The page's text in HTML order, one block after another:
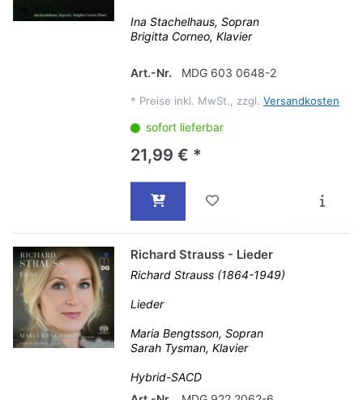
Ina Stachelhaus, Sopran
Brigitta Corneo, Klavier
Art.-Nr. MDG 603 0648-2
* Preise inkl. MwSt., zzgl. Versandkosten
sofort lieferbar
21,99 € *
Richard Strauss - Lieder
Richard Strauss (1864-1949)
Lieder
Maria Bengtsson, Sopran
Sarah Tysman, Klavier
Hybrid-SACD